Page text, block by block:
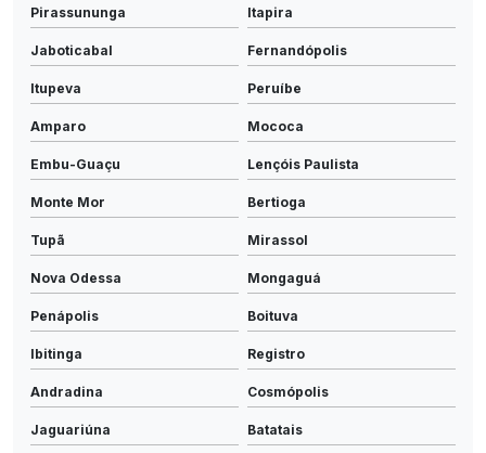
Pirassununga Itapira
Jaboticabal Fernandópolis
Itupeva Peruíbe
Amparo Mococa
Embu-Guaçu Lençóis Paulista
Monte Mor Bertioga
Tupã Mirassol
Nova Odessa Mongaguá
Penápolis Boituva
Ibitinga Registro
Andradina Cosmópolis
Jaguariúna Batatais